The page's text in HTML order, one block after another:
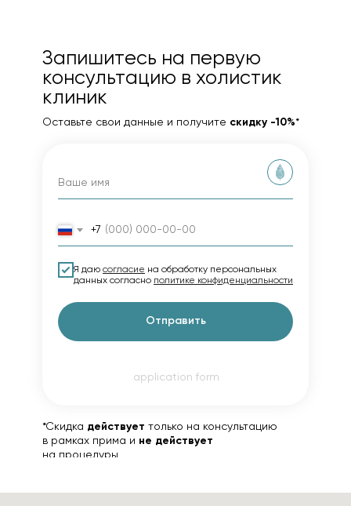
Запишитесь на первую
консультацию в холистик
клиник
Оставьте свои данные и получите скидку -10%*
*Скидка действует только на консультацию
в рамках прима и не действует
на процедуры
application form
+7
Я даю согласие на обработку персональных
данных согласно политике конфиденциальности
Отправить